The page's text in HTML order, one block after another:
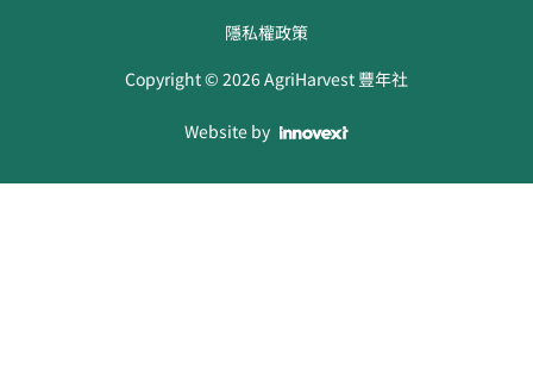
隱私權政策
Copyright ©2026AgriHarvest 豐年社
Website by